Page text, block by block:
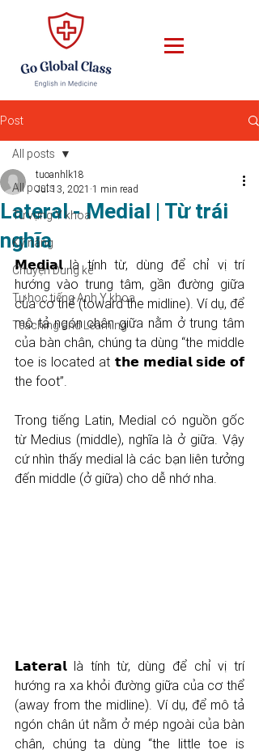
Post
All posts
Từ vựng Y khoa
Kỹ năng
Chuyện Dung kể
Tự học tiếng Anh Y khoa
Teaching and Learning
All posts
Lateral - Medial | Từ trái
nghĩa
tuoanhlk18
Jul 13, 2021 1 min read
𝗠𝗲𝗱𝗶𝗮𝗹 là tính từ, dùng để chỉ vị trí
hướng vào trung tâm, gần đường giữa
của cơ thể (toward the midline). Ví dụ, để
mô tả ngón chân giữa nằm ở trung tâm
của bàn chân, chúng ta dùng “the middle
toe is located at 𝘁𝗵𝗲 𝗺𝗲𝗱𝗶𝗮𝗹 𝘀𝗶𝗱𝗲 𝗼𝗳
the foot”.
Trong tiếng Latin, Medial có nguồn gốc
từ Medius (middle), nghĩa là ở giữa. Vậy
cứ nhìn thấy medial là các bạn liên tưởng
đến middle (ở giữa) cho dễ nhớ nha.
𝗟𝗮𝘁𝗲𝗿𝗮𝗹 là tính từ, dùng để chỉ vị trí
hướng ra xa khỏi đường giữa của cơ thể
(away from the midline). Ví dụ, để mô tả
ngón chân út nằm ở mép ngoài của bàn
chân, chúng ta dùng “the little toe is